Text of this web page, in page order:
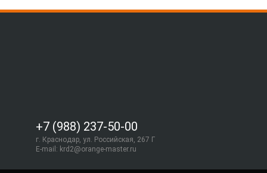
+7 (988) 237-50-00
г. Краснодар, ул. Российская, 267 Г
E-mail: krd2@orange-master.ru